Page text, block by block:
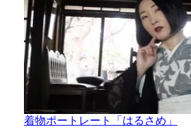
着物ポートレート「はるさめ」